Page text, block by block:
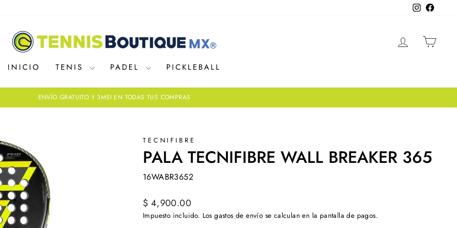
Instagram
INGRESAR
INICIO TENIS PADEL PICKLEBALL
ENVÍO GRATUITO Y 3MSI EN TODAS TUS COMPRAS
TECNIFIBRE
PALA TECNIFIBRE WALL BREAKER 365
16WABR3652
Precio
habitual
$ 4,900.00
Impuesto incluido. Losgastos de envío se calculan en la pantalla de pagos.